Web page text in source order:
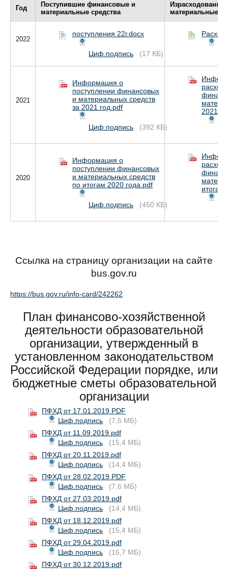
Год
Поступившие финансовые и
материальные средства
материальные
2022
поступления 22г.docx
Циф.подпись (17 КБ)
2021
Информация о
поступлении финансовых
и материальных средств
за 2021 год.pdf
Циф.подпись (392 КБ)
2021
2020
Информация о
поступлении финансовых
и материальных средств
по итогам 2020 года.pdf
Циф.подпись (450 КБ)
итогам
Ccылка на страницу организации на сайте
bus.gov.ru
https://bus.gov.ru/info-card/242262
План финансово-хозяйственной
деятельности образовательной
организации, утвержденный в
установленном законодательством
Российской Федерации порядке, или
бюджетные сметы образовательной
организации
ПФХД от 17.01.2019.PDF
Циф.подпись
(7,5 МБ)
ПФХД от 11.09.2019.pdf
Циф.подпись
(15,4 МБ)
ПФХД от 20.11.2019.pdf
Циф.подпись
(14,4 МБ)
ПФХД от 28.02.2019.PDF
Циф.подпись
(7,6 МБ)
ПФХД от 27.03.2019.pdf
Циф.подпись
(14,4 МБ)
ПФХД от 18.12.2019.pdf
Циф.подпись
(15,4 МБ)
ПФХД от 29.04.2019.pdf
Циф.подпись
(16,7 МБ)
ПФХД от 30.12.2019.pdf